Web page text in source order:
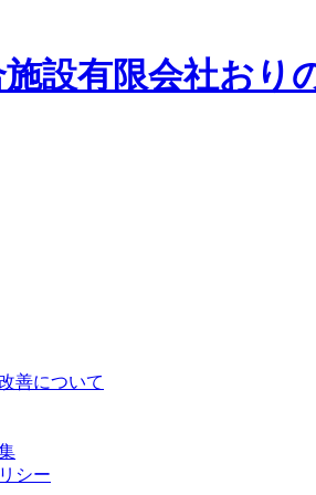
設有限会社お り
善について
シー